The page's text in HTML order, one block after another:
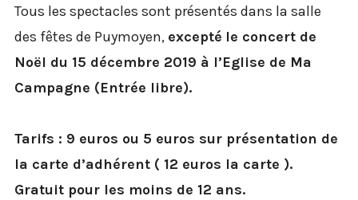
Tous les spectacles sont présentés dans la salle
des fêtes de Puymoyen, excepté le concert de
Noël du 15 décembre 2019 à l’Eglise de Ma
Campagne (Entrée libre).
Tarifs : 9 euros ou 5 euros sur présentation de
la carte d’adhérent ( 12 euros la carte ).
Gratuit pour les moins de 12 ans.